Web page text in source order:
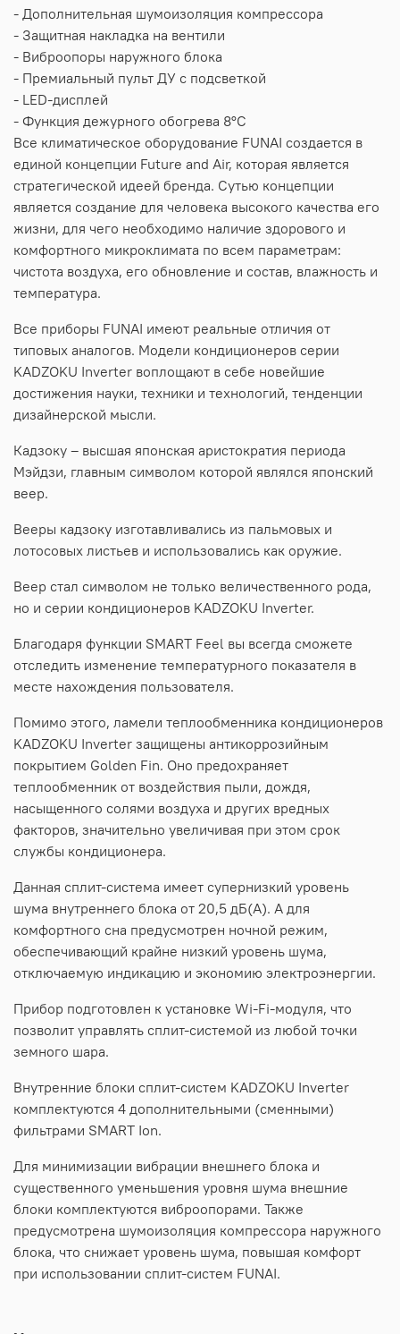
- Дополнительная шумоизоляция компрессора
- Защитная накладка на вентили
- Виброопоры наружного блока
- Премиальный пульт ДУ с подсветкой
- LED-дисплей
- Функция дежурного обогрева 8°С
Все климатическое оборудование FUNAI создается в
единой концепции Future and Air, которая является
стратегической идеей бренда. Сутью концепции
является создание для человека высокого качества его
жизни, для чего необходимо наличие здорового и
комфортного микроклимата по всем параметрам:
чистота воздуха, его обновление и состав, влажность и
температура.
Все приборы FUNAI имеют реальные отличия от
типовых аналогов. Модели кондиционеров серии
KADZOKU Inverter воплощают в себе новейшие
достижения науки, техники и технологий, тенденции
дизайнерской мысли.
Кадзоку – высшая японская аристократия периода
Мэйдзи, главным символом которой являлся японский
веер.
Вееры кадзоку изготавливались из пальмовых и
лотосовых листьев и использовались как оружие.
Веер стал символом не только величественного рода,
но и серии кондиционеров KADZOKU Inverter.
Благодаря функции SMART Feel вы всегда сможете
отследить изменение температурного показателя в
месте нахождения пользователя.
Помимо этого, ламели теплообменника кондиционеров
KADZOKU Inverter защищены антикоррозийным
покрытием Golden Fin. Оно предохраняет
теплообменник от воздействия пыли, дождя,
насыщенного солями воздуха и других вредных
факторов, значительно увеличивая при этом срок
службы кондиционера.
Данная сплит-система имеет супернизкий уровень
шума внутреннего блока от 20,5 дБ(А). А для
комфортного сна предусмотрен ночной режим,
обеспечивающий крайне низкий уровень шума,
отключаемую индикацию и экономию электроэнергии.
Прибор подготовлен к установке Wi-Fi-модуля, что
позволит управлять сплит-системой из любой точки
земного шара.
Внутренние блоки сплит-систем KADZOKU Inverter
комплектуются 4 дополнительными (сменными)
фильтрами SMART Ion.
Для минимизации вибрации внешнего блока и
существенного уменьшения уровня шума внешние
блоки комплектуются виброопорами. Также
предусмотрена шумоизоляция компрессора наружного
блока, что снижает уровень шума, повышая комфорт
при использовании сплит-систем FUNAI.